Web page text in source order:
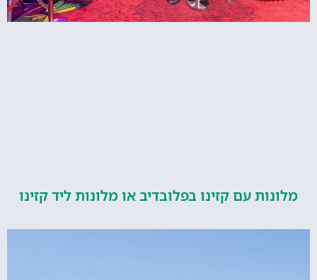
עם קזינו בפלובדיב או מלונות ליד קזינו